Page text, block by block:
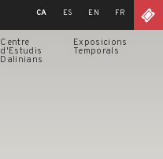
CA ES EN FR
Centre
d'Estudis
Dalinians
Exposicions
Temporals